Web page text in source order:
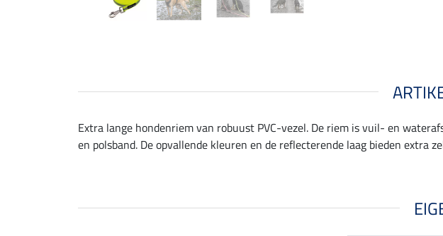
Extra lange hondenriem van robuust PVC-vezel. De riem is vuil- en
en polsband. De opvallende kleuren en de reflecterende laag bieden extra